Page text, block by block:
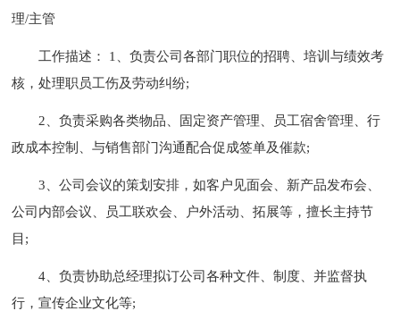
理/主管
工作描述： 1、负责公司各部门职位的招聘、培训与绩效考
核，处理职员工伤及劳动纠纷;
2、负责采购各类物品、固定资产管理、员工宿舍管理、行
政成本控制、与销售部门沟通配合促成签单及催款;
3、公司会议的策划安排，如客户见面会、新产品发布会、
公司内部会议、员工联欢会、户外活动、拓展等，擅长主持节
目;
4、负责协助总经理拟订公司各种文件、制度、并监督执
行，宣传企业文化等;